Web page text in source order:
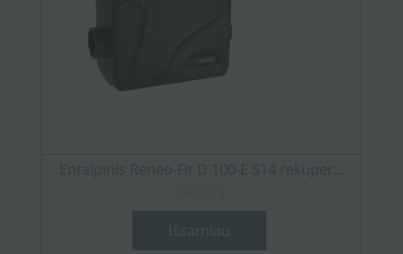
Entalpinis Reneo-Fit D 100-E S14 rekuper...
Išsamiau